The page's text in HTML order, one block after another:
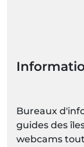
Bureaux
guides des
webcams